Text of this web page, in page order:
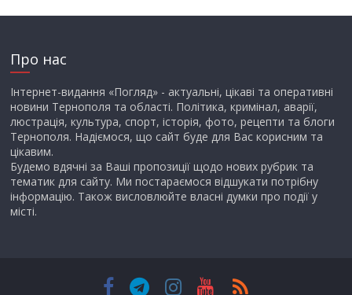
Про нас
Інтернет-видання «Погляд» - актуальні, цікаві та оперативні
новини Тернополя та області. Політика, кримінал, аварії,
люстрація, культура, спорт, історія, фото, рецепти та блоги
Тернополя. Надіємося, що сайт буде для Вас корисним та
цікавим.
Будемо вдячні за Ваші пропозиції щодо нових рубрик та
тематик для сайту. Ми постараємося відшукати потрібну
інформацію. Також висловлюйте власні думки про події у
місті.